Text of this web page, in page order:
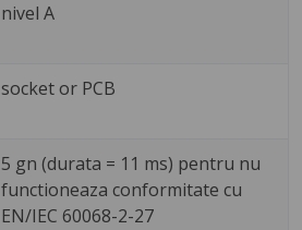
nivel A
socket or PCB
5 gn (durata = 11 ms) pentru nu
functioneaza conformitate cu
EN/IEC 60068-2-27